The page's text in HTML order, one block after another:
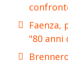
Faenza,
"80 anni